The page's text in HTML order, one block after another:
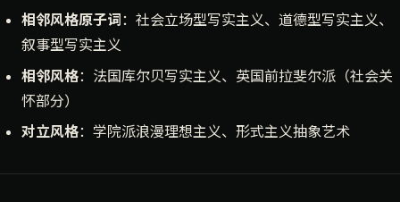
相邻风格原子词：社会立场型写实主义、道德型写实主义、
叙事型写实主义
相邻风格：法国库尔贝写实主义、英国前拉斐尔派（社会关
怀部分）
对立风格：学院派浪漫理想主义、形式主义抽象艺术